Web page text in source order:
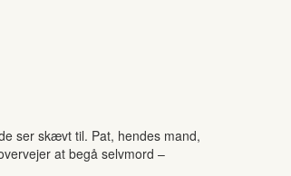
ser skævt til. Pat, hendes mand,
at begå selvmord –